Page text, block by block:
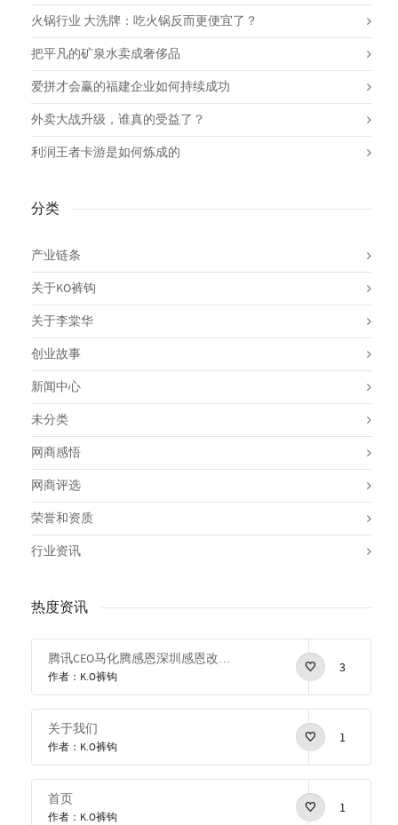
火锅行业 大洗牌：吃火锅反而更便宜了？
把平凡的矿泉水卖成奢侈品
爱拼才会赢的福建企业如何持续成功
外卖大战升级，谁真的受益了？
利润王者卡游是如何炼成的
分类
产业链条
关于KO裤钩
关于李棠华
创业故事
新闻中心
未分类
网商感悟
网商评选
荣誉和资质
行业资讯
热度资讯
腾讯CEO马化腾感恩深圳感恩改革开放
作者：K.O裤钩
3
关于我们
作者：K.O裤钩
1
首页
作者：K.O裤钩
1